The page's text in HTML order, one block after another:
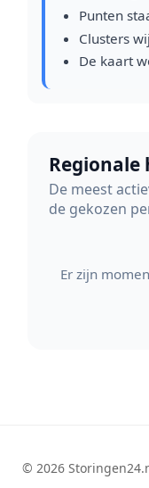
Punten
Clusters
De kaart
Regionale
De meest
de gekozen
Er zijn
© 2026